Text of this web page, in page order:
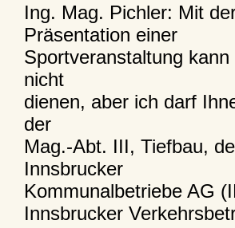
Ing. Mag. Pichler: Mit
Präsentation einer
Sportveranstaltung kann
nicht
dienen, aber ich darf
der
Mag.-Abt. III, Tiefbau,
Innsbrucker
Kommunalbetriebe AG
Innsbrucker